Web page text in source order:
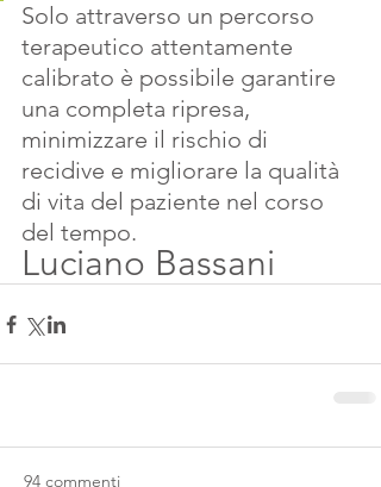
Solo attraverso un percorso
terapeutico attentamente
calibrato è possibile garantire
una completa ripresa,
minimizzare il rischio di
recidive e migliorare la qualità
di vita del paziente nel corso
del tempo.
Luciano Bassani
94 commenti